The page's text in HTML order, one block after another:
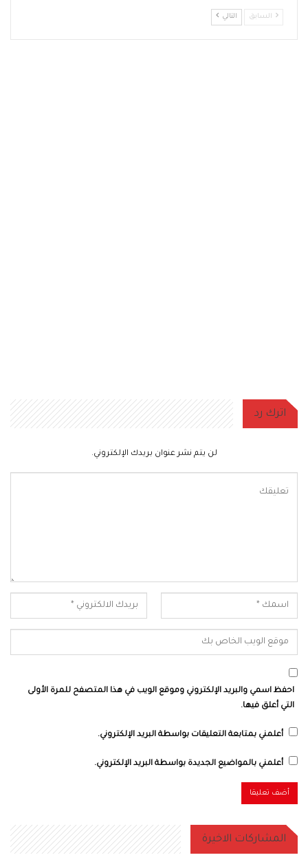
السابق التالي
اترك رد
لن يتم نشر عنوان بريدك الإلكتروني.
احفظ اسمي والبريد الإلكتروني وموقع الويب في هذا المتصفح للمرة الأولى
التي أعلق فيها.
أعلمني بمتابعة التعليقات بواسطة البريد الإلكتروني.
أعلمني بالمواضيع الجديدة بواسطة البريد الإلكتروني.
المشاركات الاخيرة